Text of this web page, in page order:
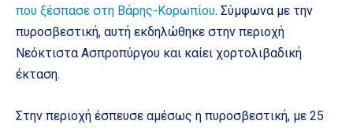
που ξέσπασε στη Βάρης-Κορωπίου. Σύμφωνα με την
πυροσβεστική, αυτή εκδηλώθηκε στην περιοχή
Νεόκτιστα Ασπροπύργου και καίει χορτολιβαδική
έκταση.
Στην περιοχή έσπευσε αμέσως η πυροσβεστική, με 25